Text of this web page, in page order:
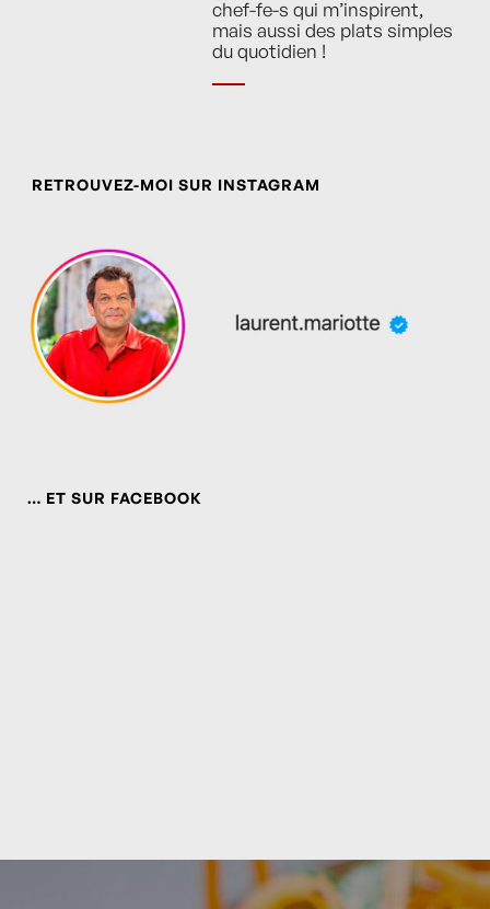
chef-fe-s qui m’inspirent,
mais aussi des plats simples
du quotidien !
RETROUVEZ-MOI SUR INSTAGRAM
… ET SUR FACEBOOK